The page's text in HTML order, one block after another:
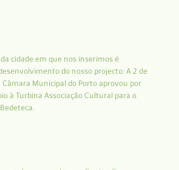
cidade em que nos inserimos é
do nosso projecto: A 2 de
Câmara Municipal do Porto aprovou por
à Turbina Associação Cultural para o